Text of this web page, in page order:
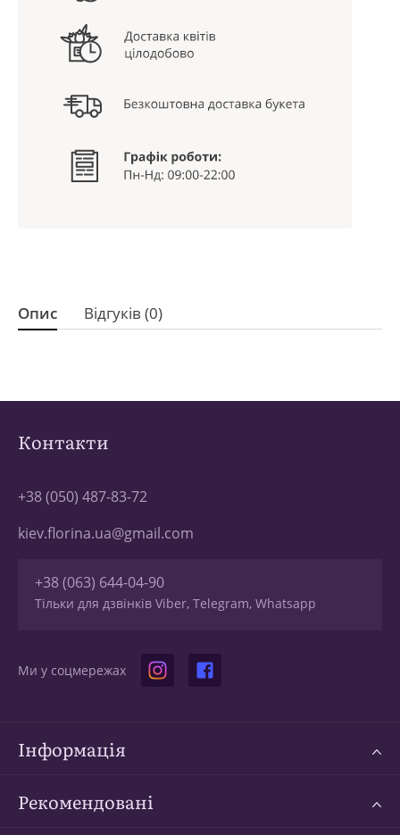
Опис Відгуків (0)
Контакти
+38 (050) 487-83-72
kiev.florina.ua@gmail.com
+38 (063) 644-04-90
Тільки для дзвінків Viber, Telegram, Whatsapp
Ми у соцмережах
Інформація
Рекомендовані